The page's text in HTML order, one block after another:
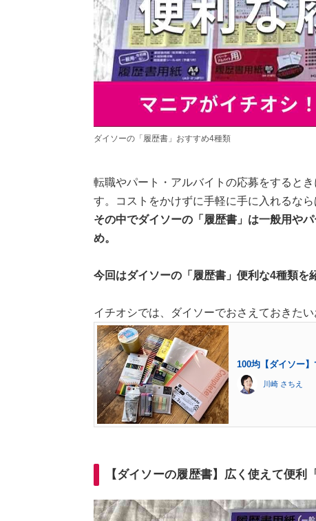
ダイソーの「履歴書」おすすめ4種類
転職やパート・アルバイトの応募をすると
す。コストをかけずに手軽に手に入れるなら
その中でダイソーの「履歴書」は一般用や
め。
今回はダイソーの「履歴書」便利な4種類を
イチオシでは、ダイソーでおさえておきた
100均【ダイソー
川崎 さちえ
【ダイソーの履歴書】広く使えて便利